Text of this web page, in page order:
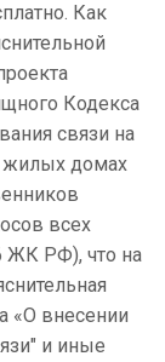
Как
Кодекса
связи на
жилых домах
всех
ЖК РФ), что на
«О внесении
и иные